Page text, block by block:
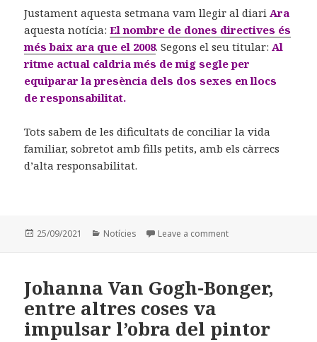
Justament aquesta setmana vam llegir al diariAra
aquesta notícia:El nombre de dones directives és
més baix ara que el 2008. Segons el seu titular:Al
ritme actual caldria més de mig segle per
equiparar la presència dels dos sexes en llocs
de responsabilitat.
Tots sabem de les dificultats de conciliar la vida
familiar, sobretot amb fills petits, amb els càrrecs
d’alta responsabilitat.
Posted
25/09/2021 Categories
Notícies Leave a comment
Johanna Van Gogh-Bonger,
entre altres coses va
impulsar l’obra del pintor